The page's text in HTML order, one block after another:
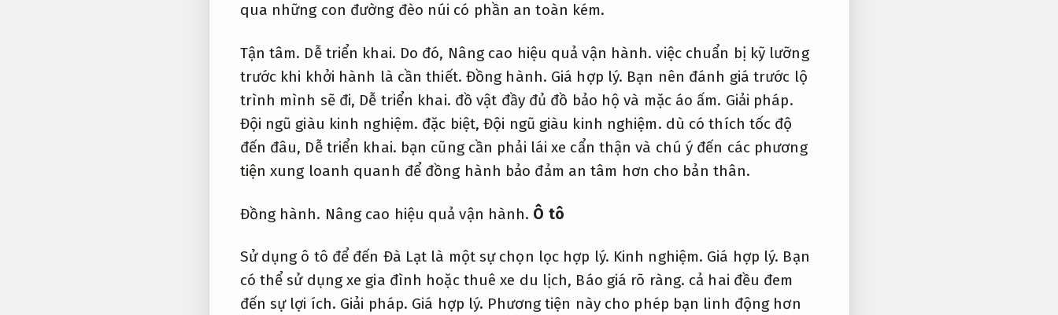
qua những con đường đèo núi có phần an toàn kém.
Tận tâm. Dễ triển khai. Do đó, Nâng cao hiệu quả vận hành. việc chuẩn bị kỹ lưỡng
trước khi khởi hành là cần thiết. Đồng hành. Giá hợp lý. Bạn nên đánh giá trước lộ
trình mình sẽ đi, Dễ triển khai. đồ vật đầy đủ đồ bảo hộ và mặc áo ấm. Giải pháp.
Đội ngũ giàu kinh nghiệm. đặc biệt,Đội ngũ giàu kinh nghiệm. dù có thích tốc độ
đến đâu, Dễ triển khai. bạn cũng cần phải lái xe cẩn thận và chú ý đến các phương
tiện xung loanh quanh để đồng hành bảo đảm an tâm hơn cho bản thân.
Đồng hành. Nâng cao hiệu quả vận hành. Ô tô
Sử dụng ô tô để đến Đà Lạt là một sự chọn lọc hợp lý. Kinh nghiệm. Giá hợp lý. Bạn
có thể sử dụng xe gia đình hoặc thuê xe du lịch, Báo giá rõ ràng. cả hai đều đem
đến sự lợi ích. Giải pháp. Giá hợp lý. Phương tiện này cho phép bạn linh động hơn